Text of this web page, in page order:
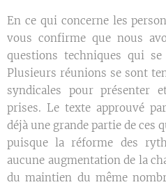
En ce qui concerne les
vous confirme que nous
questions techniques qui
Plusieurs réunions se sont
syndicales pour présenter
prises. Le texte approuvé
déjà une grande partie de ces
puisque la réforme des
aucune augmentation de la
du maintien du même